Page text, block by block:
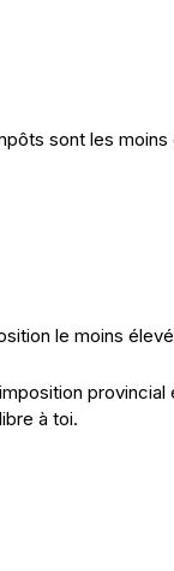
sont les moins
le moins
à toi.